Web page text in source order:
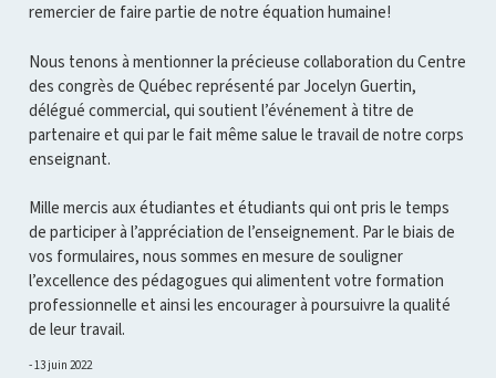
remercier de faire partie de notre équation humaine!
Nous tenons à mentionner la précieuse collaboration du Centre
des congrès de Québec représenté par Jocelyn Guertin,
délégué commercial, qui soutient l’événement à titre de
partenaire et qui par le fait même salue le travail de notre corps
enseignant.
Mille mercis aux étudiantes et étudiants qui ont pris le temps
de participer à l’appréciation de l’enseignement. Par le biais de
vos formulaires, nous sommes en mesure de souligner
l’excellence des pédagogues qui alimentent votre formation
professionnelle et ainsi les encourager à poursuivre la qualité
de leur travail.
13 juin 2022